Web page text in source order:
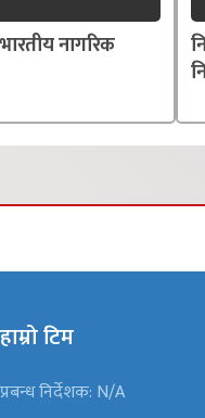
नागरिक
हाम्रो टिम
प्रबन्ध निर्देशक: N/A